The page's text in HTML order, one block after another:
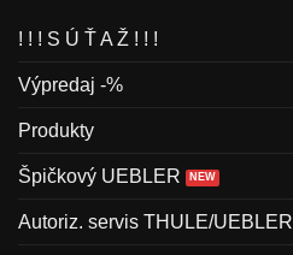
! ! ! S Ú Ť A Ž ! ! !
Výpredaj -%
Produkty
Špičkový UEBLER
Autoriz. servis THULE/UEBLER